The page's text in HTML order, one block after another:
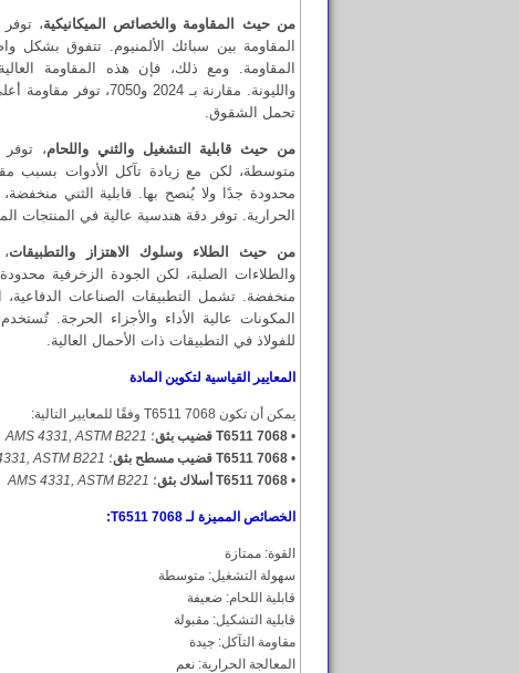
من حيث المقاومة والخصائص الميكانيكية
المقاومة. ومع ذلك، فإن هذه المقاومة
والليونة. مقارنة بـ 2024
تحمل الشقوق.
من حيث قابلية التشغيل والثني واللحام
متوسطة، لكن مع زيادة تآكل الأدوات بسبب
محدودة جدًا ولا يُنصح بها. قابلية الثني
الحرارية. توفر دقة هندسية عالية في المنتجات
من حيث الطلاء وسلوك الاهتزاز والتطبيقات
والطلاءات الصلبة، لكن الجودة الزخرفية
منخفضة. تشمل التطبيقات الصناعات الدفاعية،
للفولاذ في التطبيقات ذات الأحمال العالية.
المعايير القياسية لتكوين المادة
يمكن أن تكون 7068 T6511 وفقًا للمعايير التالية:
• 7068 T6511 قضيب بثق ؛ AMS 4331, ASTM B221
• 7068 T6511 قضيب مسطح بثق ؛ ASTM B221
• 7068 T6511 أسلاك بثق ؛ AMS 4331, ASTM B221
الخصائص المميزة لـ 7068 T6511:
القوة: ممتازة
سهولة التشغيل: متوسطة
قابلية اللحام: ضعيفة
قابلية التشكيل: مقبولة
مقاومة التآكل: جيدة
المعالجة الحرارية: نعم